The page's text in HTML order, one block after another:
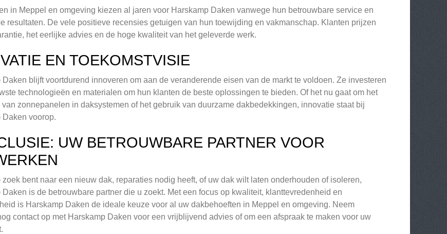
in Meppel en omgeving kiezen al jaren voor Harskamp Daken vanwege hun betrouwbare service en
resultaten. De vele positieve recensies getuigen van hun toewijding en vakmanschap. Klanten prijzen
het eerlijke advies en de hoge kwaliteit van het geleverde werk.
EN TOEKOMSTVISIE
Daken blijft voortdurend innoveren om aan de veranderende eisen van de markt te voldoen. Ze investeren
technologieën en materialen om hun klanten de beste oplossingen te bieden. Of het nu gaat om het
van zonnepanelen in daksystemen of het gebruik van duurzame dakbedekkingen, innovatie staat bij
Daken voorop.
UW BETROUWBARE PARTNER VOOR
zoek bent naar een nieuw dak, reparaties nodig heeft, of uw dak wilt laten onderhouden of isoleren,
Daken is de betrouwbare partner die u zoekt. Met een focus op kwaliteit, klanttevredenheid en
is Harskamp Daken de ideale keuze voor al uw dakbehoeften in Meppel en omgeving. Neem
contact op met Harskamp Daken voor een vrijblijvend advies of om een afspraak te maken voor uw